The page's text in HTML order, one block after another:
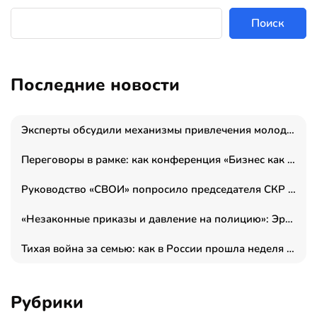
Поиск
Последние новости
Эксперты обсудили механизмы привлечения молодых специалистов в промышленные города
Переговоры в рамке: как конференция «Бизнес как искусство» переформатирует деловой этикет в стенах ТПП РФ
Руководство «СВОИ» попросило председателя СКР дать правовую оценку обысков в тыловом штабе
«Незаконные приказы и давление на полицию»: Эрнеста Султанова задержали у посольства Израиля во время одиночного пикета
Тихая война за семью: как в России прошла неделя правовой помощи
Рубрики